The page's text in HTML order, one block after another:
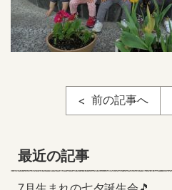
前の記事へ
最近の記事